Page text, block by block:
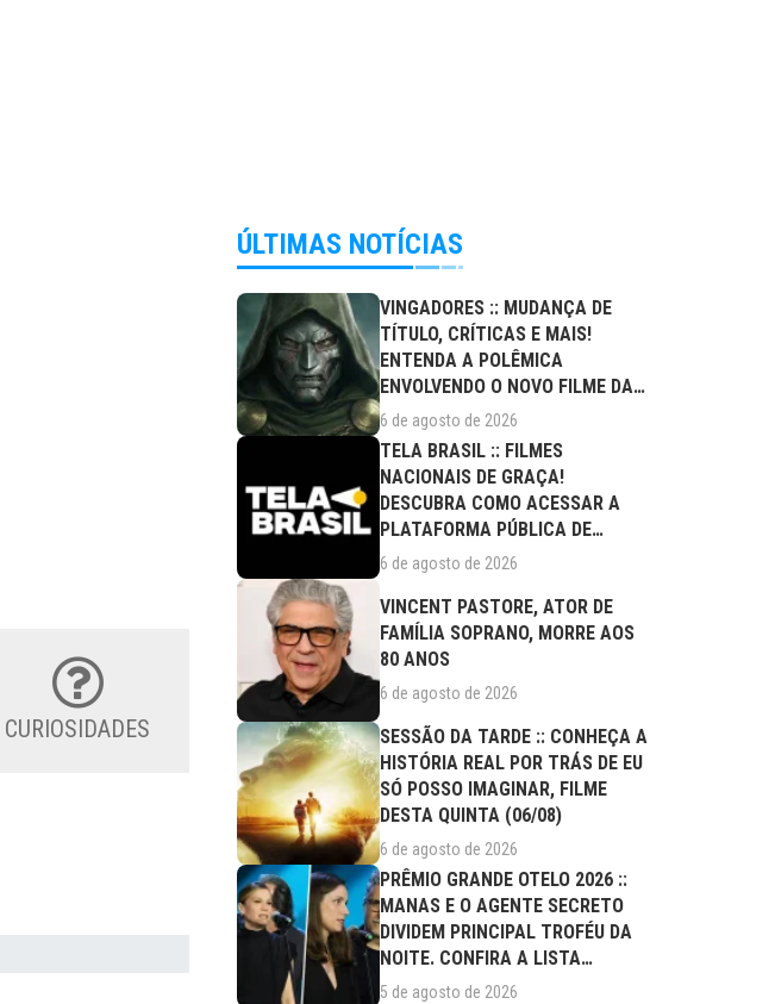
CURIOSIDADES
ÚLTIMAS NOTÍCIAS
VINGADORES :: MUDANÇA DE
TÍTULO, CRÍTICAS E MAIS!
ENTENDA A POLÊMICA
ENVOLVENDO O NOVO FILME DA
MARVEL
6 de agosto de 2026
TELA BRASIL :: FILMES
NACIONAIS DE GRAÇA!
DESCUBRA COMO ACESSAR A
PLATAFORMA PÚBLICA DE
STREAMING
6 de agosto de 2026
VINCENT PASTORE, ATOR DE
FAMÍLIA SOPRANO, MORRE AOS
80 ANOS
6 de agosto de 2026
SESSÃO DA TARDE :: CONHEÇA A
HISTÓRIA REAL POR TRÁS DE EU
SÓ POSSO IMAGINAR, FILME
DESTA QUINTA (06/08)
6 de agosto de 2026
PRÊMIO GRANDE OTELO 2026 ::
MANAS E O AGENTE SECRETO
DIVIDEM PRINCIPAL TROFÉU DA
NOITE. CONFIRA A LISTA
COMPLETA DE...
5 de agosto de 2026